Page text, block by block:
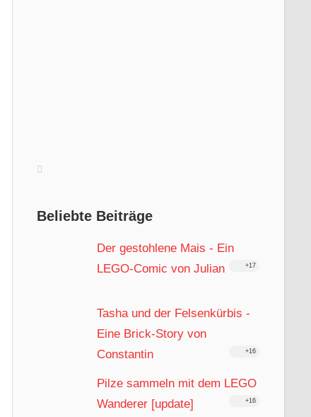
Beliebte Beiträge
Der gestohlene Mais - Ein
LEGO-Comic von Julian
+17
Tasha und der Felsenkürbis -
Eine Brick-Story von
Constantin
+16
Pilze sammeln mit dem LEGO
Wanderer [update]
+16